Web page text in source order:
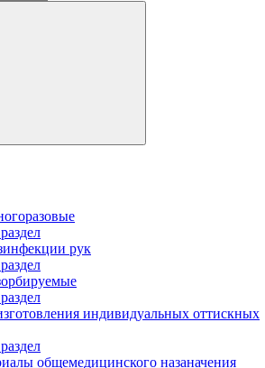
рук
индивидуальных оттискных
общемедицинского назаначения